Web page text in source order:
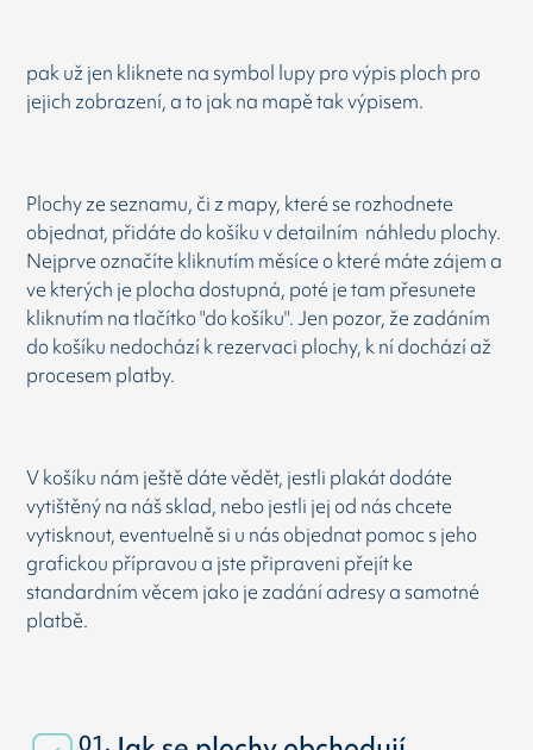
pak už jen kliknete na symbol lupy pro výpis ploch pro
jejich zobrazení, a to jak na mapě tak výpisem.
Plochy ze seznamu, či z mapy, které se rozhodnete
objednat, přidáte do košíku v detailním náhledu plochy.
Nejprve označíte kliknutím měsíce o které máte zájem a
ve kterých je plocha dostupná, poté je tam přesunete
kliknutím na tlačítko "do košíku". Jen pozor, že zadáním
do košíku nedochází k rezervaci plochy, k ní dochází až
procesem platby.
V košíku nám ještě dáte vědět, jestli plakát dodáte
vytištěný na náš sklad, nebo jestli jej od nás chcete
vytisknout, eventuelně si u nás objednat pomoc s jeho
grafickou přípravou a jste připraveni přejít ke
standardním věcem jako je zadání adresy a samotné
platbě.
01.